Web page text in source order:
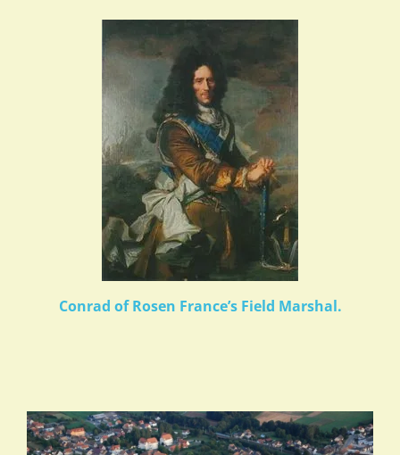
Conrad of Rosen France’s Field Marshal.